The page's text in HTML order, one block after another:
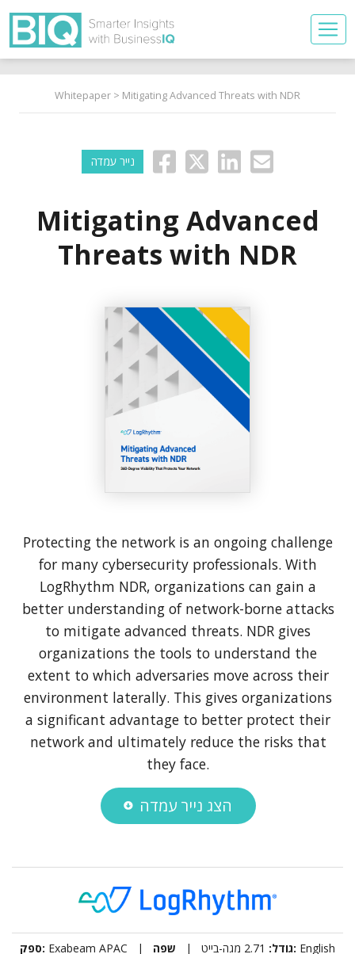
Whitepaper > Mitigating Advanced Threats with NDR
נייר עמדה
Mitigating Advanced
Threats with NDR
Protecting the network is an ongoing challenge
for many cybersecurity professionals. With
LogRhythm NDR, organizations can gain a
better understanding of network-borne attacks
to mitigate advanced threats. NDR gives
organizations the tools to understand the
extent to which adversaries move across their
environment laterally. This gives organizations
a significant advantage to better protect their
network and ultimately reduce the risks that
they face.
הצג נייר עמדה
ספק: Exabeam APAC | גודל: 2.71 מגה-בייט | שפה: English